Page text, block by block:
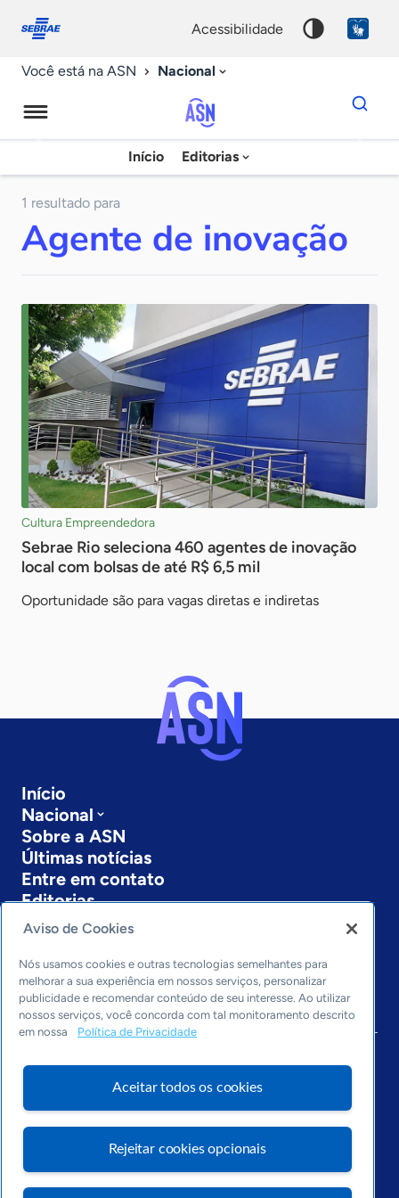
conosco
acessibilidade
Você está na ASN Nacional
Agência
Sebrae
Notícias
Início Editorias
Dados
para
chave
1 resultado para
Agente de inovação
Cultura Empreendedora
Sebrae Rio seleciona 460 agentes de inovação
local com bolsas de até R$ 6,5 mil
Oportunidade são para vagas diretas e indiretas
Início
Nacional
Sobre a ASN
Últimas notícias
Entre em contato
Editorias
Economia & Política
Inovação & Tecnologia
Cultura empreendedora
Dados
Arquivo
Aviso de Cookies
Nós usamos cookies e outras tecnologias semelhantes para
melhorar a sua experiência em nossos serviços, personalizar
publicidade e recomendar conteúdo de seu interesse. Ao utilizar
nossos serviços, você concorda com tal monitoramento descrito
em nossa
Política de Privacidade
Aceitar todos os cookies
Rejeitar cookies opcionais